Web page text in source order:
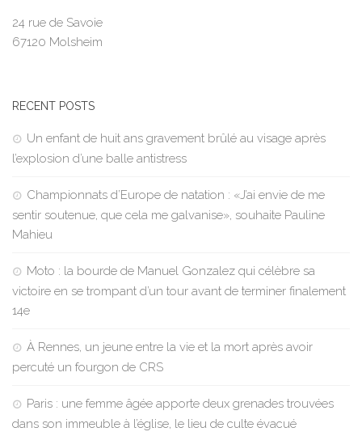
24 rue de Savoie
67120 Molsheim
RECENT POSTS
Un enfant de huit ans gravement brûlé au visage après
l’explosion d’une balle antistress
Championnats d’Europe de natation : «J’ai envie de me
sentir soutenue, que cela me galvanise», souhaite Pauline
Mahieu
Moto : la bourde de Manuel Gonzalez qui célèbre sa
victoire en se trompant d’un tour avant de terminer finalement
14e
À Rennes, un jeune entre la vie et la mort après avoir
percuté un fourgon de CRS
Paris : une femme âgée apporte deux grenades trouvées
dans son immeuble à l’église, le lieu de culte évacué